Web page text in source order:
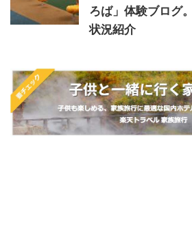
ろば」体験ブログ
状況紹介